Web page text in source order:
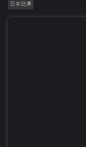
日本动漫